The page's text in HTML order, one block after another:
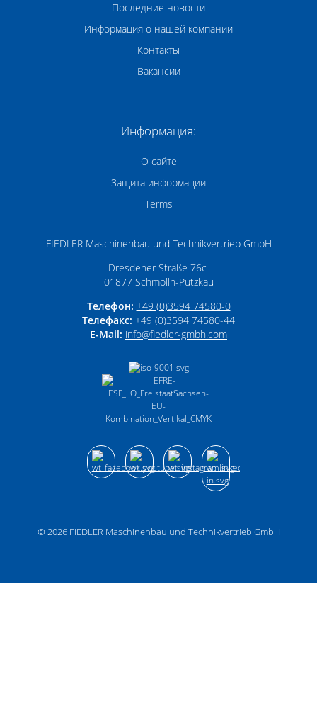
Последние новости
Информация о нашей компании
Контакты
Вакансии
Информация:
О сайте
Защита информации
Terms
FIEDLER Maschinenbau und Technikvertrieb GmbH
Dresdener Straße 76c
01877 Schmölln-Putzkau
Телефон: +49 (0)3594 74580-0
Телефакс: +49 (0)3594 74580-44
E-Mail: info­@­fiedler-gmbh­.­com
© 2026 FIEDLER Maschinenbau und Technikvertrieb GmbH